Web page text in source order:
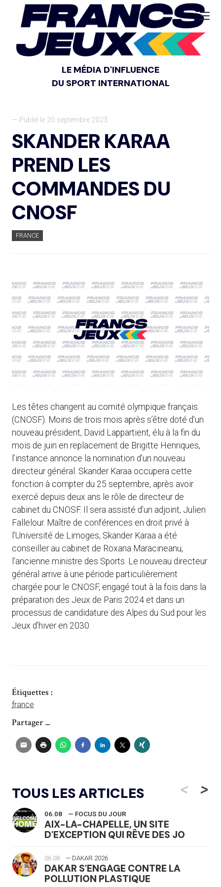
LE MÉDIA D'INFLUENCE
DU SPORT INTERNATIONAL
— Publié le 20 septembre 2023
SKANDER KARAA
PREND LES
COMMANDES DU
CNOSF
FRANCE
Les têtes changent au comité olympique français
(CNOSF). Moins de trois mois après s’être doté d’un
nouveau président, David Lappartient, élu à la fin du
mois de juin en replacement de Brigitte Henriques,
l’instance annonce la nomination d’un nouveau
directeur général. Skander Karaa occupera cette
fonction à compter du 25 septembre, après avoir
exercé depuis deux ans le rôle de directeur de
cabinet du CNOSF. Il sera assisté d’un adjoint, Julien
Fallelour. Maître de conférences en droit privé à
l’Université de Limoges, Skander Karaa a été
conseiller au cabinet de Roxana Maracineanu,
l’ancienne ministre des Sports. Le nouveau directeur
général arrive à une période particulièrement
chargée pour le CNOSF, engagé tout à la fois dans la
préparation des Jeux de Paris 2024 et dans un
processus de candidature des Alpes du Sud pour les
Jeux d’hiver en 2030.
Étiquettes :
france
Partager ...
TOUS LES ARTICLES <
06.08 — FOCUS DU JOUR
AIX-LA-CHAPELLE, UN SITE
D'EXCEPTION QUI RÊVE DES JO
06.08 — DAKAR 2026
DAKAR S'ENGAGE CONTRE LA
POLLUTION PLASTIQUE
>